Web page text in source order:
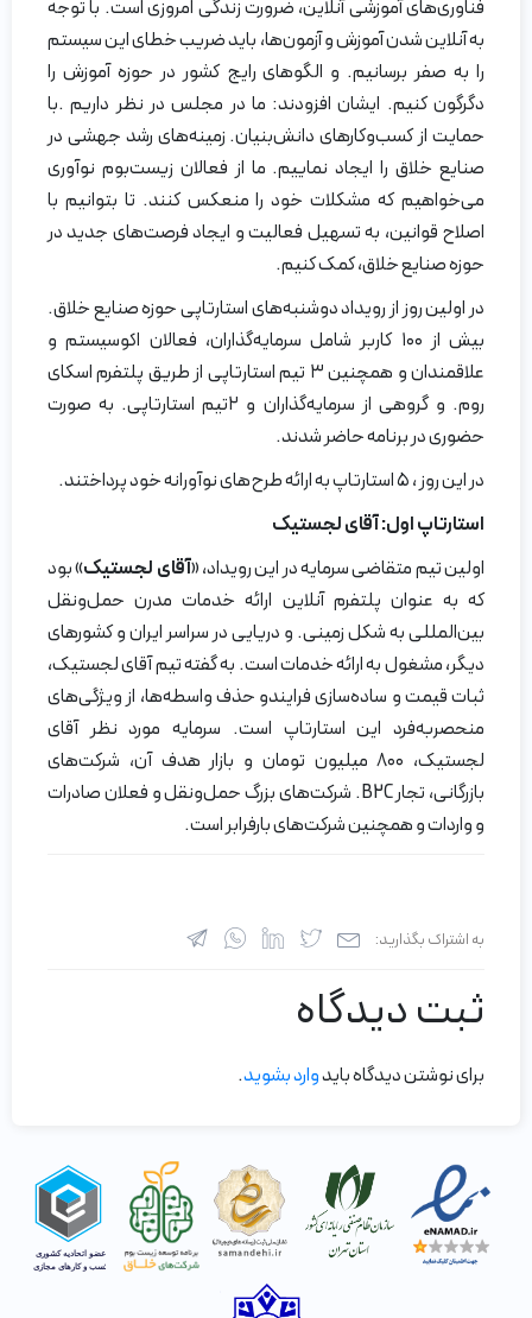
فناوری‌های آموزشی آنلاین، ضرورت زندگی امروزی است. با توجه
به آنلاین شدن آموزش و آزمون‌ها، باید ضریب خطای این سیستم
را به صفر برسانیم. و الگوهای رایج کشور در حوزه آموزش را
دگرگون کنیم. ایشان افزودند: ما در مجلس در نظر داریم .با
حمایت از کسب‌وکارهای دانش‌بنیان. زمینه‌های رشد جهشی در
صنایع خلاق را ایجاد نماییم. ما از فعالان زیست‌بوم نوآوری
می‌خواهیم که مشکلات خود را منعکس کنند. تا بتوانیم با
اصلاح قوانین، به تسهیل فعالیت و ایجاد فرصت‌های جدید در
حوزه صنایع خلاق، کمک کنیم.
در اولین روز از رویداد دوشنبه‌های استارتاپی حوزه صنایع خلاق.
بیش از ۱۰۰ کاربر شامل سرمایه‌گذاران، فعالان اکوسیستم و
علاقمندان و همچنین ۳ تیم استارتاپی از طریق پلتفرم اسکای
روم. و گروهی از سرمایه‌گذاران و ۲تیم استارتاپی. به صورت
حضوری در برنامه حاضر شدند.
در این روز ، ۵ استارتاپ به ارائه طرح‌های نوآورانه خود پرداختند.
استارتاپ اول: آقای لجستیک
اولین تیم متقاضی سرمایه در این رویداد، «آقای لجستیک» بود
که به عنوان پلتفرم آنلاین ارائه خدمات مدرن حمل‌ونقل
بین‌المللی به شکل زمینی. و دریایی در سراسر ایران و کشورهای
دیگر، مشغول به ارائه خدمات است. به گفته تیم آقای لجستیک،
ثبات قیمت و ساده‌سازی فرایندو حذف واسطه‌ها، از ویژگی‌های
منحصربه‌فرد این استارتاپ است. سرمایه مورد نظر آقای
لجستیک، ۸۰۰ میلیون تومان و بازار هدف آن، شرکت‌های
بازرگانی، تجار B2C. شرکت‌های بزرگ حمل‌ونقل و فعلان صادرات
و واردات و همچنین شرکت‌های بارفرابر است.
به اشتراک بگذارید:
ثبت دیدگاه
برای نوشتن دیدگاه بایدوارد بشوید.